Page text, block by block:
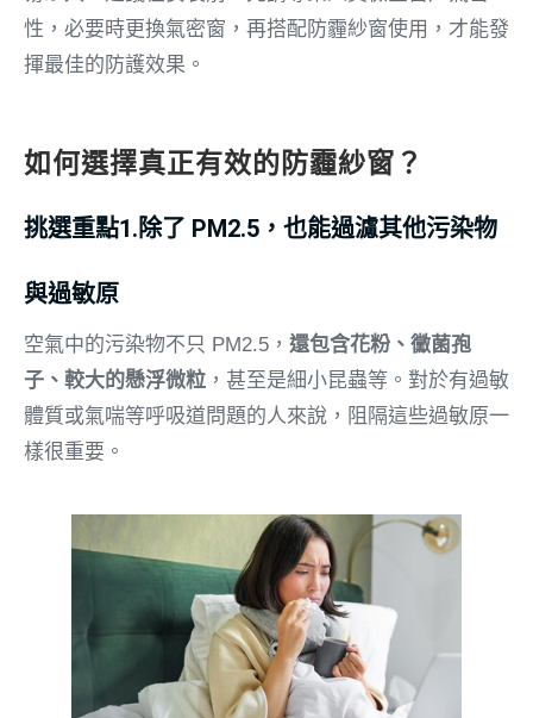
性，必要時更換氣密窗，再搭配防霾紗窗使用，才能發
揮最佳的防護效果。
如何選擇真正有效的防霾紗窗？
挑選重點1.除了 PM2.5，也能過濾其他污染物
與過敏原
空氣中的污染物不只 PM2.5， 還包含花粉、黴菌孢
子、較大的懸浮微粒 ，甚至是細小昆蟲等。對於有過敏
體質或氣喘等呼吸道問題的人來說，阻隔這些過敏原一
樣很重要。